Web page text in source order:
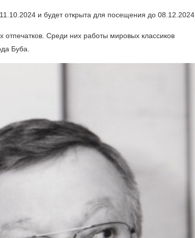
и будет открыта для посещения до 08.12.2024.
отпечатков. Среди них работы мировых классиков
Буба.